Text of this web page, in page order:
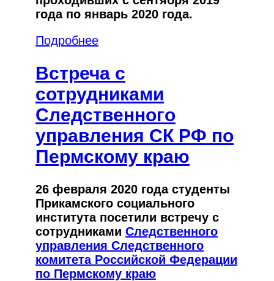
года по январь 2020 года.
Подробнее
Встреча с
сотрудниками
Следственного
управления СК РФ по
Пермскому краю
26 февраля 2020 года студенты
Прикамского социального
института посетили встречу с
сотрудниками Следственного
управления Следственного
комитета Российской Федерации
по Пермскому краю